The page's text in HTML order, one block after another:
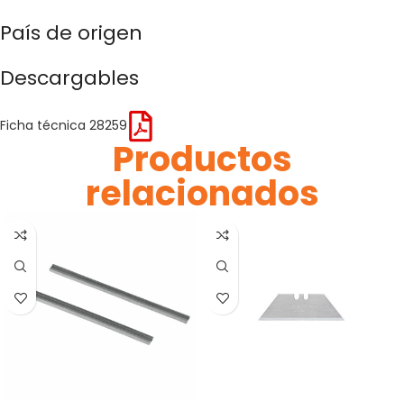
País de origen
Descargables
Ficha técnica 28259
Productos
relacionados